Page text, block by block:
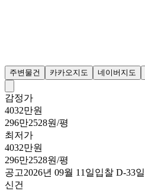
주변물건 카카오지도 네이버지도
감정가
4032만원
296만2528원/평
최저가
4032만원
296만2528원/평
공고2026년 09월 11일입찰 D-33일
신건